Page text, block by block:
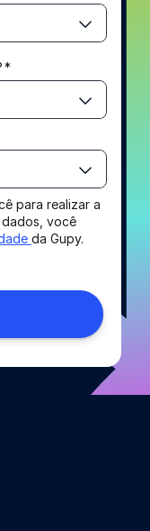
*
para realizar a
você
da Gupy.